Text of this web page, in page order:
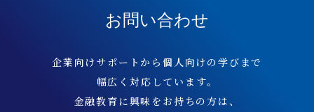
お問い合わせ
企業向けサポートから個人向けの学びまで
幅広く対応しています。
金融教育に興味をお持ちの方は、